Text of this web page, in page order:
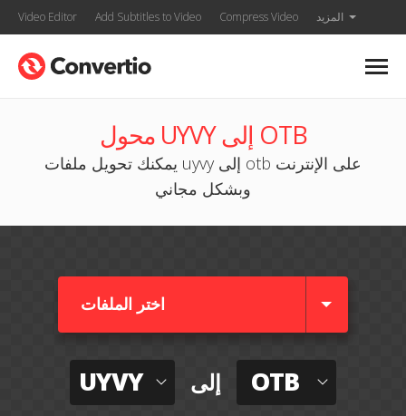
Video Editor Add Subtitles to Video Compress Video المزيد
محول UYVY إلى OTB
يمكنك تحويل ملفات uyvy إلى otb على الإنترنت
وبشكل مجاني
اختر الملفات
UYVY إلى OTB